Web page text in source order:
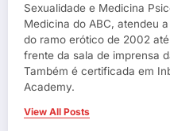
Sexualidade e Medicina
Medicina do ABC, atendeu
do ramo erótico de 2002
frente da sala de imprensa
Também é certificada em
Academy.
View All Posts